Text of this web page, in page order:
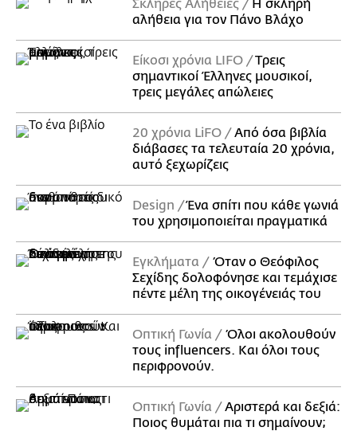
Σκληρές Αλήθειες
H σκληρή
αλήθεια για τον Πάνο Βλάχο
Είκοσι χρόνια LIFO
Tρεις
σημαντικοί Έλληνες μουσικοί,
τρεις μεγάλες απώλειες
20 χρόνια LiFO
Από όσα βιβλία
διάβασες τα τελευταία 20 χρόνια,
αυτό ξεχωρίζεις
Design
Ένα σπίτι που κάθε γωνιά
του χρησιμοποιείται πραγματικά
Εγκλήματα
Όταν ο Θεόφιλος
Σεχίδης δολοφόνησε και τεμάχισε
πέντε μέλη της οικογένειάς του
Οπτική Γωνία
Όλοι ακολουθούν
τους influencers. Και όλοι τους
περιφρονούν.
Οπτική Γωνία
Αριστερά και δεξιά:
Ποιος θυμάται πια τι σημαίνουν;